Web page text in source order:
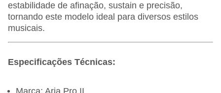
estabilidade de afinação, sustain e precisão,
tornando este modelo ideal para diversos estilos
musicais.
Especificações Técnicas:
Marca: Aria Pro II